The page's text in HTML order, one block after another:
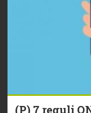
(P) 7 reguli